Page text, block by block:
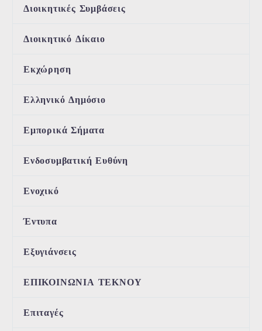
Διοικητικές Συμβάσεις
Διοικητικό Δίκαιο
Εκχώρηση
Ελληνικό Δημόσιο
Εμπορικά Σήματα
Ενδοσυμβατική Ευθύνη
Ενοχικό
Έντυπα
Εξυγιάνσεις
ΕΠΙΚΟΙΝΩΝΙΑ ΤΕΚΝΟΥ
Επιταγές